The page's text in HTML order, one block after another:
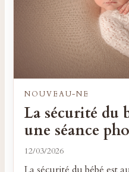
NOUVEAU-NE
La sécurité du
une séance
12/03/2026